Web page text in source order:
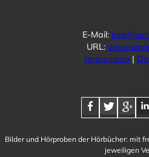
E-Mail:
URL:
Impressum |
Bilder und Hörproben der Hörbücher: mit
jeweiligen